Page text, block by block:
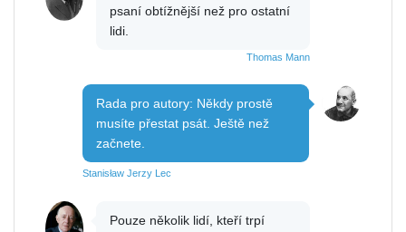
psaní obtížnější než pro ostatní
lidi.
Thomas Mann
Rada pro autory: Někdy prostě
musíte přestat psát. Ještě než
začnete.
Stanisław Jerzy Lec
Pouze několik lidí, kteří trpí